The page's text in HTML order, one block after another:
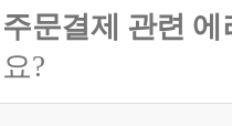
주문결제 관련 에
요?